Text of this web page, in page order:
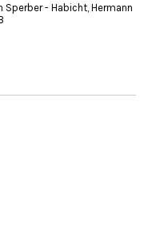
- Habicht, Hermann